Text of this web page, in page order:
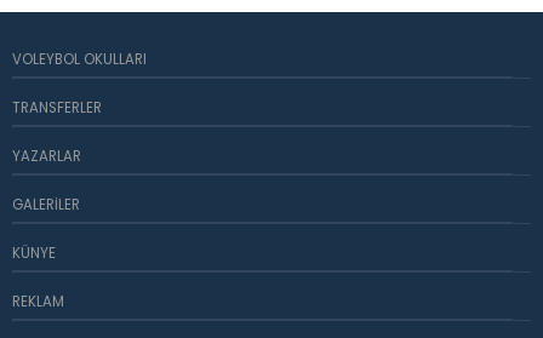
VOLEYBOL OKULLARI
TRANSFERLER
YAZARLAR
GALERILER
KÜNYE
REKLAM